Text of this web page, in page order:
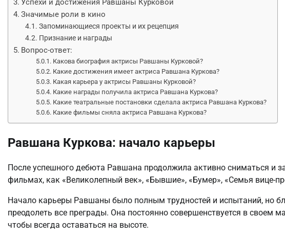
Значимые роли в кино
Запоминающиеся проекты и их рецепция
Признание и награды
Вопрос-ответ:
Какова биография актрисы Равшаны Курковой?
Какие достижения имеет актриса Равшана Куркова?
Какая карьера у актрисы Равшаны Курковой?
Какие награды получила актриса Равшана Куркова?
Какие театральные постановки сделала актриса Равшана Куркова?
Какие фильмы сняла актриса Равшана Куркова?
Равшана Куркова: начало карьеры
После успешного дебюта Равшана продолжила активно сниматься и
фильмах, как «Великолепный век», «Бывшие», «Бумер», «Семья вице-
Начало карьеры Равшаны было полным трудностей и испытаний, но
преодолеть все преграды. Она постоянно совершенствуется в своем
чтобы всегда оставаться на высоте.